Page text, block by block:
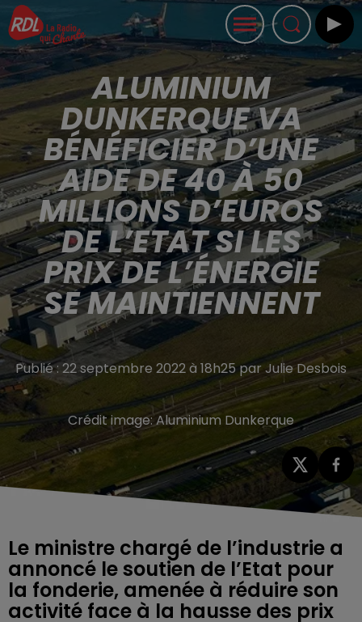
ALUMINIUM
DUNKERQUE VA
BÉNÉFICIER D’UNE
AIDE DE 40 À 50
MILLIONS D’EUROS
DE L’ETAT SI LES
PRIX DE L’ÉNERGIE
SE MAINTIENNENT
Publié : 22 septembre 2022 à 18h25 par Julie Desbois
Crédit image:Aluminium Dunkerque
Le ministre chargé de l’industrie a
annoncé le soutien de l’Etat pour
la fonderie, amenée à réduire son
activité face à la hausse des prix